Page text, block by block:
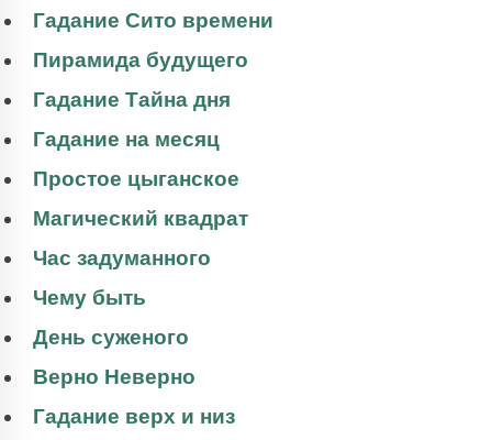
Гадание Сито времени
Пирамида будущего
Гадание Тайна дня
Гадание на месяц
Простое цыганское
Магический квадрат
Час задуманного
Чему быть
День суженого
Верно Неверно
Гадание верх и низ